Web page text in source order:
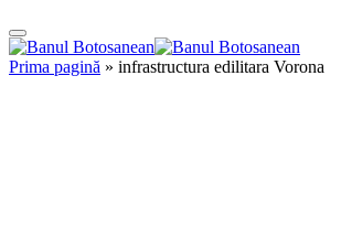
Prima pagină » infrastructura edilitara Vorona